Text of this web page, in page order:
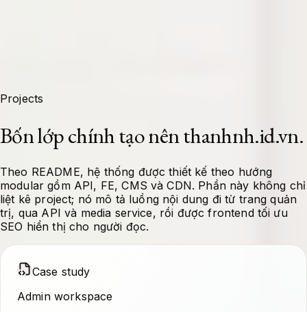
Projects
Bốn lớp chính tạo nên thanhnh.id.vn.
Theo README, hệ thống được thiết kế theo hướng
modular gồm API, FE, CMS và CDN. Phần này không chỉ
liệt kê project; nó mô tả luồng nội dung đi từ trang quản
trị, qua API và media service, rồi được frontend tối ưu
SEO hiển thị cho người đọc.
Case study
Admin workspace